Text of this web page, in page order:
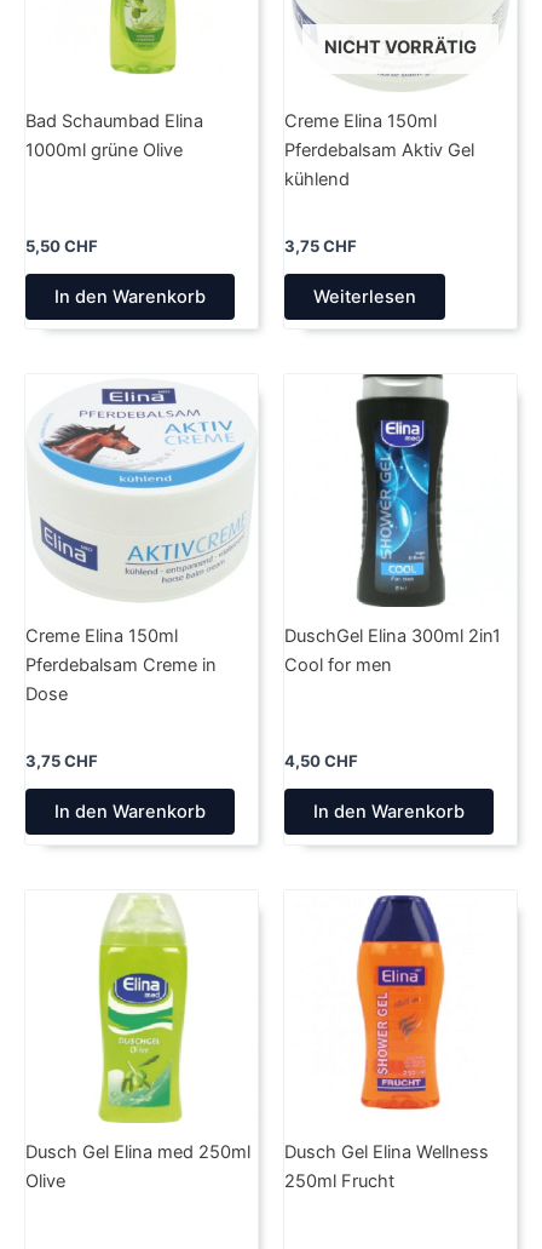
Bad Schaumbad Elina
1000ml grüne Olive
5,50CHF
In den Warenkorb
NICHT VORRÄTIG
Creme Elina 150ml
Pferdebalsam Aktiv Gel
kühlend
3,75CHF
Weiterlesen
Creme Elina 150ml
Pferdebalsam Creme in
Dose
3,75CHF
In den Warenkorb
DuschGel Elina 300ml 2in1
Cool for men
4,50CHF
In den Warenkorb
Dusch Gel Elina med 250ml
Olive
Dusch Gel Elina Wellness
250ml Frucht